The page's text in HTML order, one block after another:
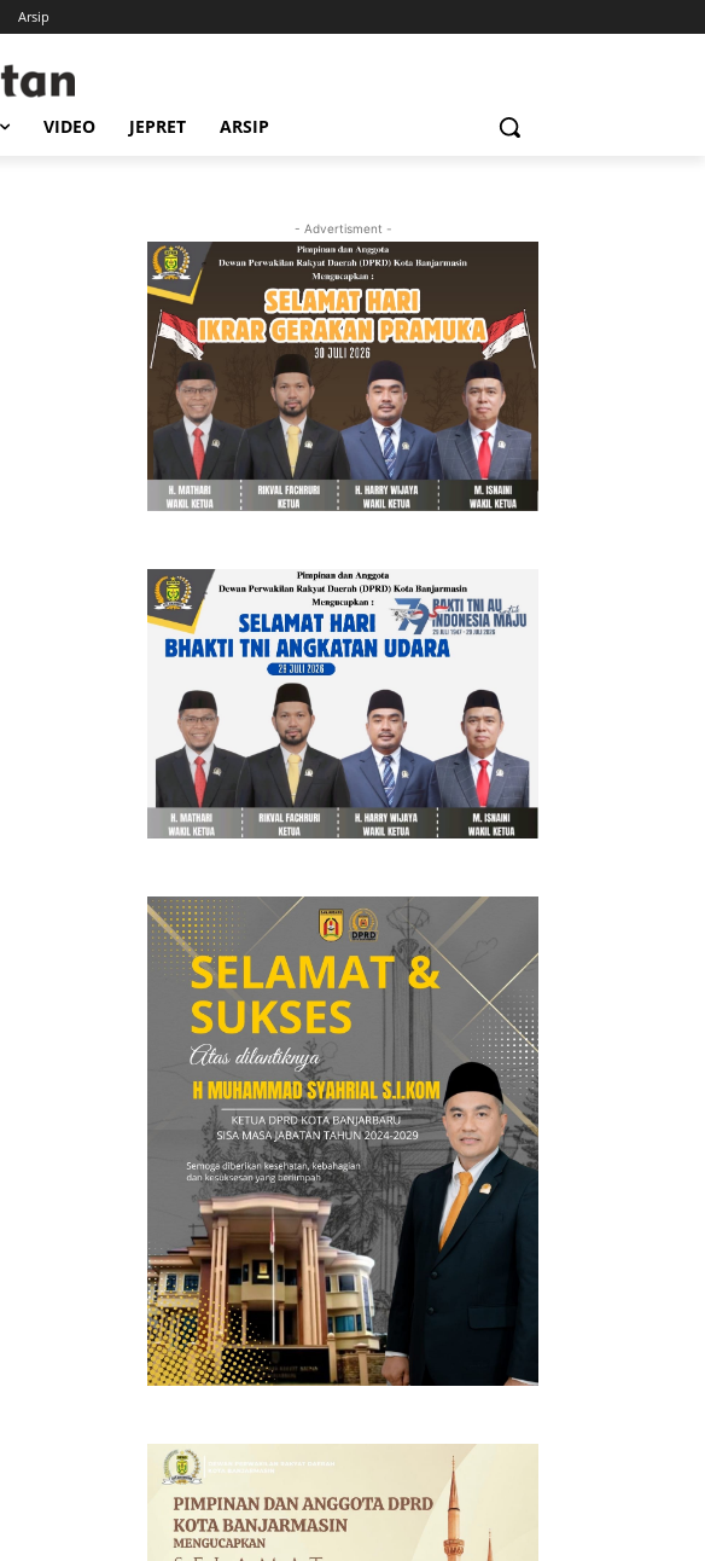
Arsip
VIDEO JEPRET ARSIP
- Advertisment -